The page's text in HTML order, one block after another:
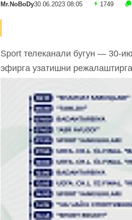
Mr.NoBoDy30.06.2023 08:05 1749
Sport телеканали бугун — 30-
эфирга узатишни